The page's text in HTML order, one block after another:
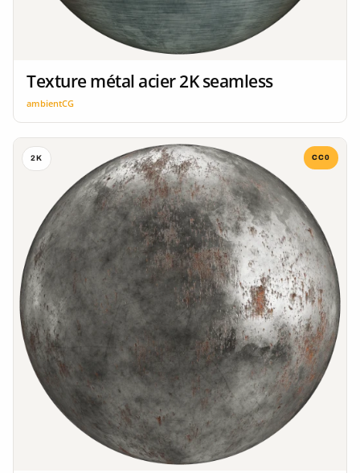
Texture métal acier 2K seamless
ambientCG
2K CC0